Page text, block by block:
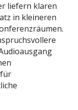
liefern klaren
in kleineren